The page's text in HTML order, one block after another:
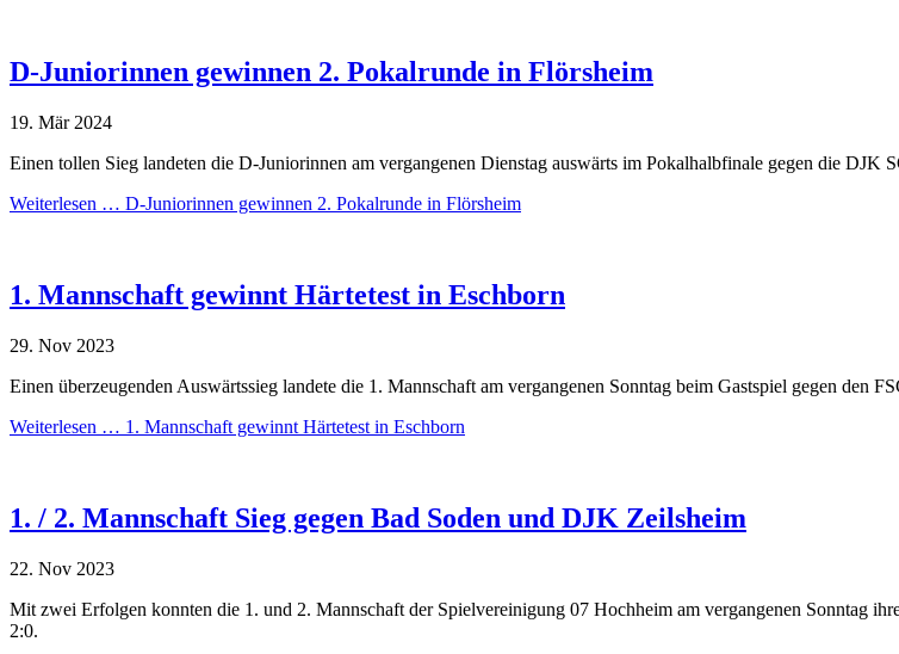
D-Juniorinnen gewinnen 2. Pokalrunde in Flörsheim
19. Mär 2024
Einen tollen Sieg landeten die D-Juniorinnen am vergangenen Dienstag auswärts im Pokalhalbfinale gegen die DJK
Weiterlesen … D-Juniorinnen gewinnen 2. Pokalrunde in Flörsheim
1. Mannschaft gewinnt Härtetest in Eschborn
29. Nov 2023
Einen überzeugenden Auswärtssieg landete die 1. Mannschaft am vergangenen Sonntag beim Gastspiel gegen den
Weiterlesen … 1. Mannschaft gewinnt Härtetest in Eschborn
1. / 2. Mannschaft Sieg gegen Bad Soden und DJK Zeilsheim
22. Nov 2023
Mit zwei Erfolgen konnten die 1. und 2. Mannschaft der Spielvereinigung 07 Hochheim am vergangenen Sonntag
2:0.